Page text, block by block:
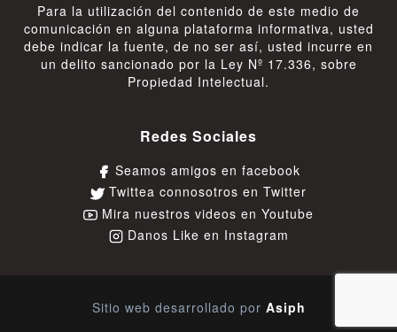
Para la utilización del contenido de este medio de
comunicación en alguna plataforma informativa, usted
debe indicar la fuente, de no ser así, usted incurre en
un delito sancionado por la Ley Nº 17.336, sobre
Propiedad Intelectual.
Redes Sociales
Seamos amigos en facebook
Twittea connosotros en Twitter
Mira nuestros videos en Youtube
Danos Like en Instagram
Sitio web desarrollado por Asiph